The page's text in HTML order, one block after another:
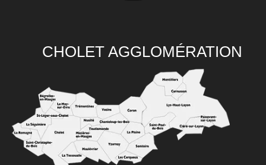
CHOLET AGGLOMÉRATION